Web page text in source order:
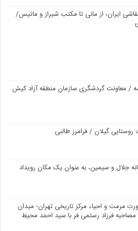
ایران، از مانی تا مکتب شیراز و ماتیس/
/ معاونت گردشگری سازمان منطقه آزاد کیش
روستایی گیلان / فرامرز طالبی
جلال و سیمین، به عنوان یک مکان رویداد
مرمت و احیاء مرکز تاریخی تهران- میدان
فرزاد رستمی فر با سید احمد محیط